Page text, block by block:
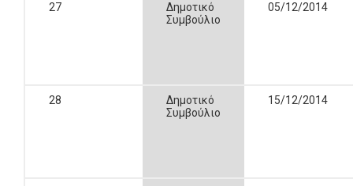
27
Δημοτικό
Συμβούλιο
05/12/2014
28
Δημοτικό
Συμβούλιο
15/12/2014